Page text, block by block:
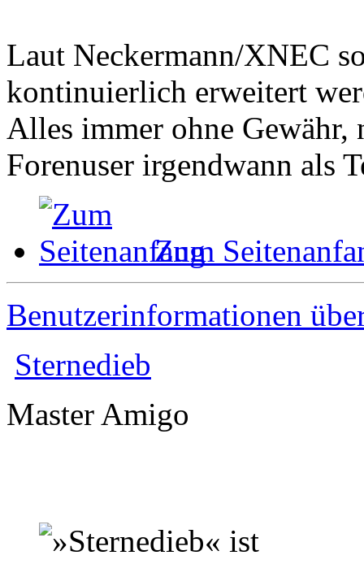
Laut Neckermann/XNEC
kontinuierlich erweitert
Alles immer ohne Gewähr,
Forenuser irgendwann als
Zum
Benutzerinformationen
Sternedieb
Master Amigo